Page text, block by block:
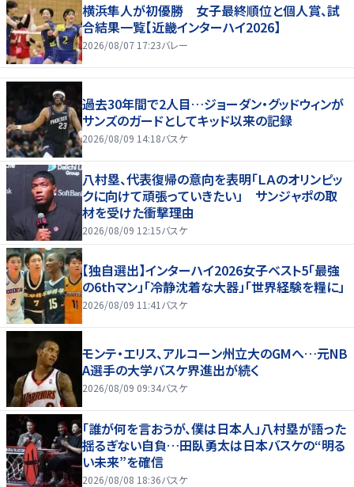
横浜隼人が初優勝 女子最終順位と個人賞、試
合結果一覧【近畿インターハイ2026】
2026/08/07 17:23バレー
過去30年間で2人目…ジョーダン・グッドウィンが
サンズのガードとしてキッド以来の記録
2026/08/09 14:18バスケ
八村塁、代表復帰の意向を表明「ＬＡのオリンピッ
クに向けて頑張っていきたい」 サンジャポの取
材を受けた衝撃理由
2026/08/09 12:15バスケ
【独自選出】インターハイ2026女子ベスト5「最強
の6thマン」「冷静沈着な大器」「世界経験を糧に」
2026/08/09 11:41 バスケ
モンテ・エリス、アルコーン州立大のGMへ…元NB
A選手の大学バスケ界進出が続く
2026/08/09 09:34バスケ
「誰が何を言おうが、僕は日本人」八村塁が語った
揺るぎない自負…田臥勇太は日本バスケの“明る
い未来”を確信
2026/08/08 18:36バスケ